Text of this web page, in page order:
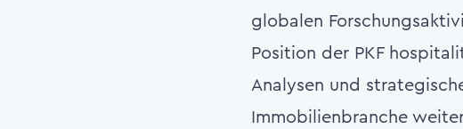
globalen
Position der PKF
Analysen und
Immobilienbranche